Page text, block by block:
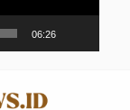
06:26